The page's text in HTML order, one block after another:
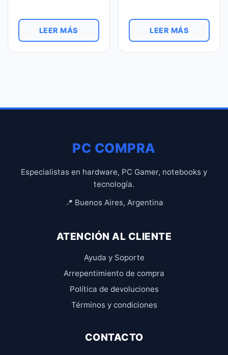
LEER MÁS LEER MÁS
PC COMPRA
Especialistas en hardware, PC Gamer, notebooks y
tecnología.
📍 Buenos Aires, Argentina
ATENCIÓN AL CLIENTE
Ayuda y Soporte
Arrepentimiento de compra
Política de devoluciones
Términos y condiciones
CONTACTO